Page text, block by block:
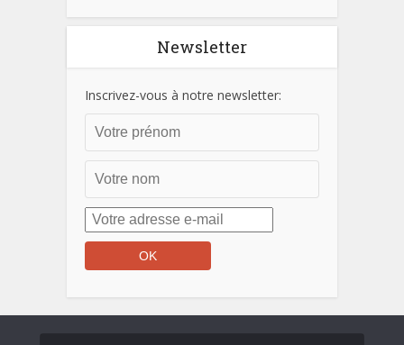
Newsletter
Inscrivez-vous à notre newsletter: